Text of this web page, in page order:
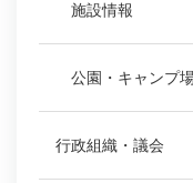
施設情報
公園・キャンプ
行政組織・議会